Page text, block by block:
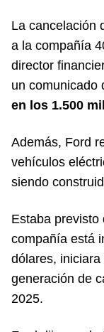
La cancelación
a la compañía
director
un comunicado
en los 1.500
Además, Ford
vehículos
siendo
Estaba previsto
compañía está
dólares,
generación de
2025.